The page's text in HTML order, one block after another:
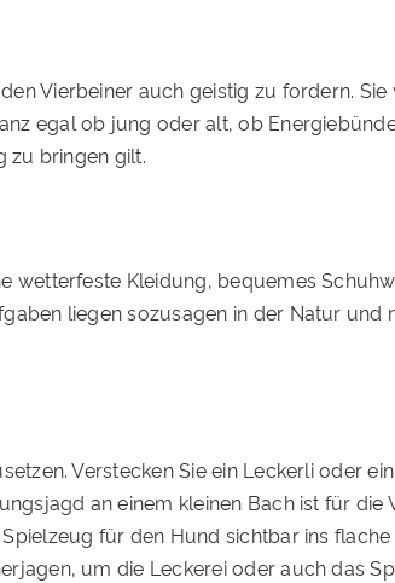
Vierbeiner auch geistig zu fordern.
egal ob jung oder alt, ob
zu bringen gilt.
wetterfeste Kleidung, bequemes
liegen sozusagen in der Natur
Verstecken Sie ein Leckerli oder
an einem kleinen Bach ist für
für den Hund sichtbar ins
um die Leckerei oder auch das